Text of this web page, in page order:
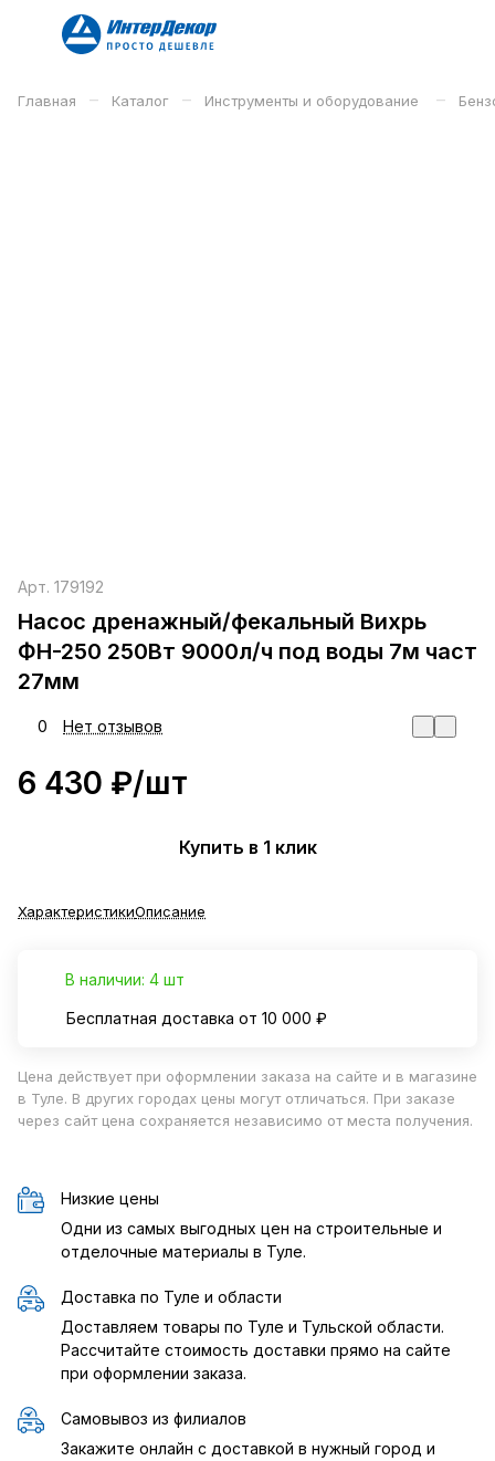
Главная – Каталог – Инструменты и оборудование –
Арт. 179192
Насос дренажный/фекальный Вихрь
ФН-250 250Вт 9000л/ч под воды 7м част
27мм
0 Нет отзывов
6 430 ₽/шт
Купить в 1 клик
ХарактеристикиОписание
В наличии: 4 шт
Бесплатная доставка от 10 000 ₽
Цена действует при оформлении заказа на сайте и в магазине
в Туле. В других городах цены могут отличаться. При заказе
через сайт цена сохраняется независимо от места получения.
Низкие цены
Одни из самых выгодных цен на строительные и
отделочные материалы в Туле.
Доставка по Туле и области
Доставляем товары по Туле и Тульской области.
Рассчитайте стоимость доставки прямо на сайте
при оформлении заказа.
Самовывоз из филиалов
Закажите онлайн с доставкой в нужный город и